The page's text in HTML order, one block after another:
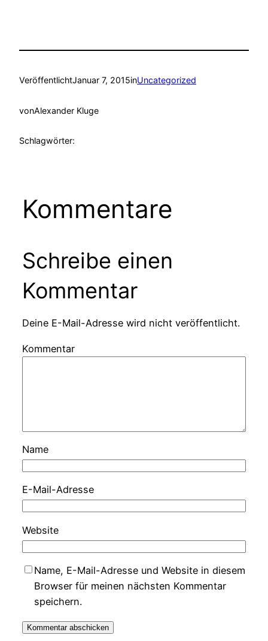
VeröffentlichtJanuar 7, 2015inUncategorized
vonAlexander Kluge
Schlagwörter:
Kommentare
Schreibe einen
Kommentar
Deine E-Mail-Adresse wird nicht veröffentlicht.
Kommentar
Name
E-Mail-Adresse
Website
Name, E-Mail-Adresse und Website in diesem
Browser für meinen nächsten Kommentar
speichern.